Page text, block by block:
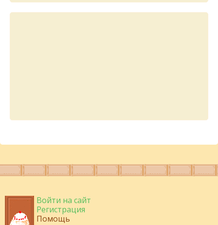
Войти на сайт
Регистрация
Помощь